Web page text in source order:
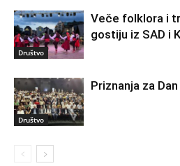
Društvo
Veče folklora i
gostiju iz SAD i
Društvo
Priznanja za